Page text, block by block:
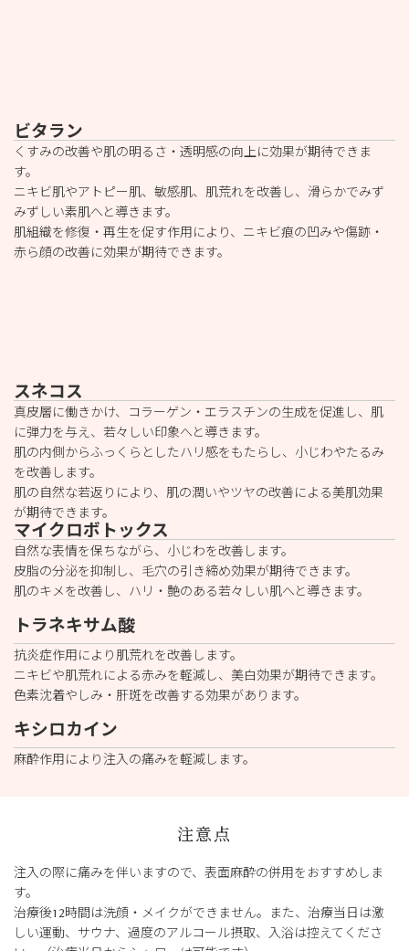
ビタラン
くすみの改善や肌の明るさ・透明感の向上に効果が期待できま
す。
ニキビ肌やアトピー肌、敏感肌、肌荒れを改善し、滑らかでみず
みずしい素肌へと導きます。
肌組織を修復・再生を促す作用により、ニキビ痕の凹みや傷跡・
赤ら顔の改善に効果が期待できます。
スネコス
真皮層に働きかけ、コラーゲン・エラスチンの生成を促進し、肌
に弾力を与え、若々しい印象へと導きます。
肌の内側からふっくらとしたハリ感をもたらし、小じわやたるみ
を改善します。
肌の自然な若返りにより、肌の潤いやツヤの改善による美肌効果
が期待できます。
マイクロボトックス
自然な表情を保ちながら、小じわを改善します。
皮脂の分泌を抑制し、毛穴の引き締め効果が期待できます。
肌のキメを改善し、ハリ・艶のある若々しい肌へと導きます。
トラネキサム酸
抗炎症作用により肌荒れを改善します。
ニキビや肌荒れによる赤みを軽減し、美白効果が期待できます。
色素沈着やしみ・肝斑を改善する効果があります。
キシロカイン
麻酔作用により注入の痛みを軽減します。
注意点
注入の際に痛みを伴いますので、表面麻酔の併用をおすすめしま
す。
治療後12時間は洗顔・メイクができません。また、治療当日は激
しい運動、サウナ、過度のアルコール摂取、入浴は控えてくださ